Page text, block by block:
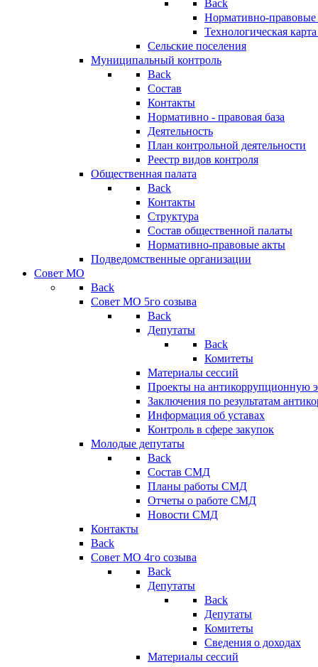
Back
Нормативно-правовые
Технологическая
Сельские поселения
Муниципальный контроль
Back
Состав
Контакты
Нормативно - правовая база
Деятельность
План контрольной деятельности
Реестр видов контроля
Общественная палата
Back
Контакты
Структура
Состав общественной палаты
Нормативно-правовые акты
Подведомственные организации
Совет МО
Back
Совет МО 5го созыва
Back
Депутаты
Back
Комитеты
Материалы сессий
Проекты на антикоррупционную
Заключения по результатам
Информация об уставах
Контроль в сфере закупок
Молодые депутаты
Back
Состав СМД
Планы работы СМД
Отчеты о работе СМД
Новости СМД
Контакты
Back
Совет МО 4го созыва
Back
Депутаты
Back
Депутаты
Комитеты
Сведения о доходах
Материалы сессий